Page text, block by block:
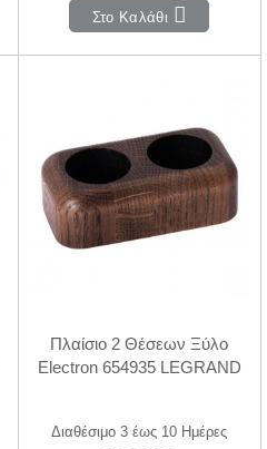
Στο Καλάθι
Πλαίσιο 2 Θέσεων Ξύλο
Electron 654935 LEGRAND
Διαθέσιμο 3 έως 10 Ημέρες